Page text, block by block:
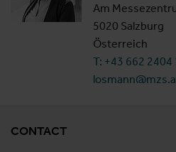
Am
5020 Salzburg
Österreich
T: +43 662 2404
CONTACT